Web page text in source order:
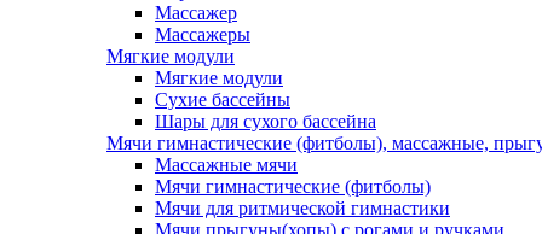
Массажер
Массажеры
Мягкие модули
Мягкие модули
Сухие бассейны
Шары для сухого бассейна
Мячи гимнастические (фитболы), массажные,
Массажные мячи
Мячи гимнастические (фитболы)
Мячи для ритмической гимнастики
Мячи прыгуны(хопы) с рогами и ручками